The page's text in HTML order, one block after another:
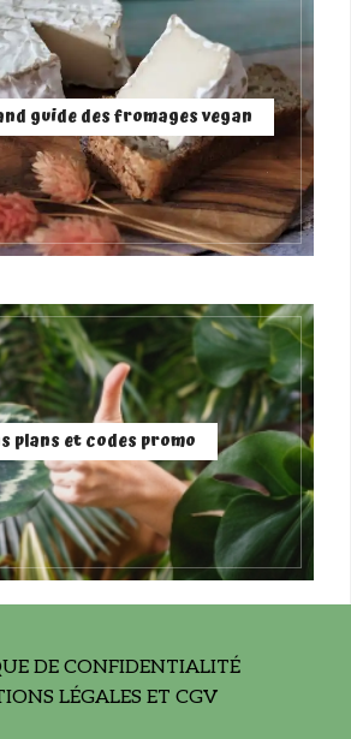
guide des fromages vegan
plans et codes promo
DE CONFIDENTIALITÉ
LÉGALES ET CGV